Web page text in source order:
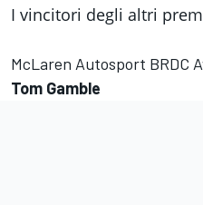
I vincitori degli altri
McLaren Autosport BRDC
Tom Gamble